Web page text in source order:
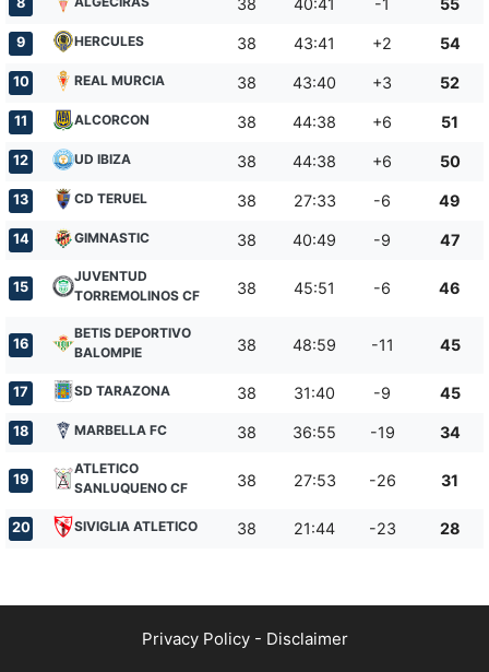
38 40:41 -1 55
9 HERCULES 38 43:41 +2 54
10 REAL MURCIA 38 43:40 +3 52
11 ALCORCON 38 44:38 +6 51
12 UD IBIZA 38 44:38 +6 50
13 CD TERUEL 38 27:33 -6 49
14 GIMNASTIC 38 40:49 -9 47
15
JUVENTUD
TORREMOLINOS CF
38 45:51 -6 46
16
BETIS DEPORTIVO
BALOMPIE
38 48:59 -11 45
17 SD TARAZONA 38 31:40 -9 45
18 MARBELLA FC 38 36:55 -19 34
19
ATLETICO
SANLUQUENO CF
38 27:53 -26 31
20 SIVIGLIA ATLETICO 38 21:44 -23 28
Privacy Policy- Disclaimer